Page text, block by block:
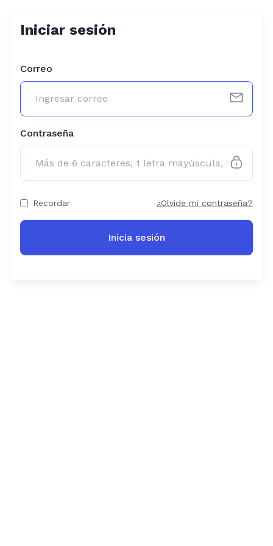
Iniciar sesión
Correo
Contraseña
Recordar ¿Olvide mi contraseña?